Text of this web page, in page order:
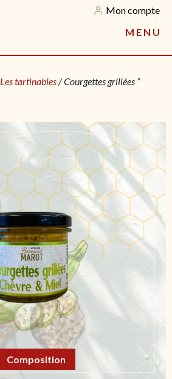
Mon compte
M E N U
Les tartinables/ Courgettes grillées ”
Composition